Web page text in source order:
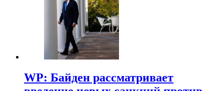
WP: Байден рассматривает